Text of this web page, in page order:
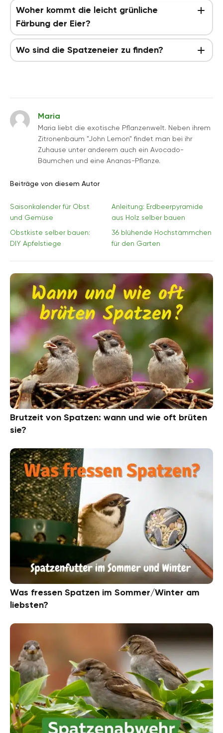
Woher kommt die leicht grünliche
Färbung der Eier?
Wo sind die Spatzeneier zu finden?
Maria
Maria liebt die exotische Pflanzenwelt. Neben ihrem
Zitronenbaum "John Lemon" findet man bei ihr
Zuhause unter anderem auch ein Avocado-
Bäumchen und eine Ananas-Pflanze.
Beiträge von diesem Autor
Saisonkalender für Obst
und Gemüse
Anleitung: Erdbeerpyramide
aus Holz selber bauen
Obstkiste selber bauen:
DIY Apfelstiege
36 blühende Hochstämmchen
für den Garten
Brutzeit von Spatzen: wann und wie oft brüten
sie?
Was fressen Spatzen im Sommer/Winter am
liebsten?